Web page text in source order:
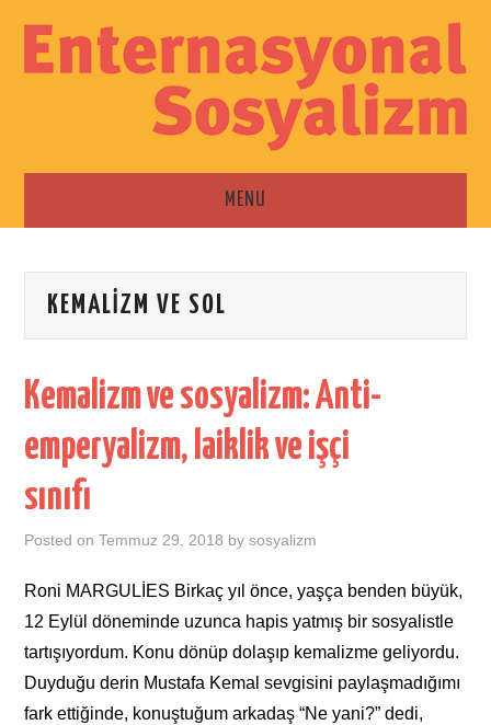
MENU
ESKI SAYILAR
KEMALIZM VE SOL
Kemalizm ve sosyalizm: Anti-
emperyalizm, laiklik ve işçi
sınıfı
Posted onTemmuz 29, 2018 bysosyalizm
Roni MARGULİES Birkaç yıl önce, yaşça benden büyük,
12 Eylül döneminde uzunca hapis yatmış bir sosyalistle
tartışıyordum. Konu dönüp dolaşıp kemalizme geliyordu.
Duyduğu derin Mustafa Kemal sevgisini paylaşmadığımı
fark ettiğinde, konuştuğum arkadaş “Ne yani?” dedi,